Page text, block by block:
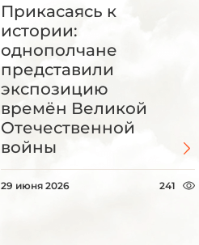
Прикасаясь к
истории:
однополчане
представили
экспозицию
времён Великой
Отечественной
войны
29 июня 2026 241